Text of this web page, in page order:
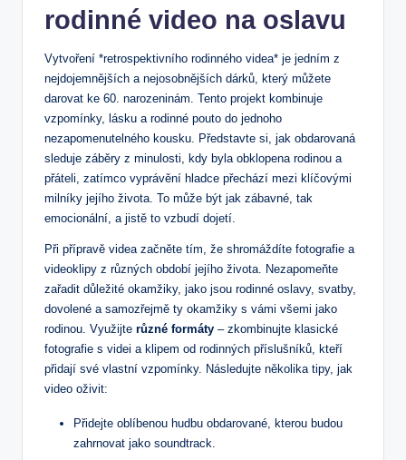
rodinné video na oslavu
Vytvoření *retrospektivního rodinného videa* je jedním z
nejdojemnějších a nejosobnějších dárků, který můžete
darovat ke 60. narozeninám. Tento projekt kombinuje
vzpomínky, lásku a rodinné pouto do jednoho
nezapomenutelného kousku. Představte si, jak obdarovaná
sleduje záběry z minulosti, kdy byla obklopena rodinou a
přáteli, zatímco vyprávění hladce přechází mezi klíčovými
milníky jejího života. To může být jak zábavné, tak
emocionální, a jistě to vzbudí dojetí.
Při přípravě videa začněte tím, že shromáždíte fotografie a
videoklipy z různých období jejího života. Nezapomeňte
zařadit důležité okamžiky, jako jsou rodinné oslavy, svatby,
dovolené a samozřejmě ty okamžiky s vámi všemi jako
rodinou. Využijte různé formáty – zkombinujte klasické
fotografie s videi a klipem od rodinných příslušníků, kteří
přidají své vlastní vzpomínky. Následujte několika tipy, jak
video oživit:
Přidejte oblíbenou hudbu obdarované, kterou budou
zahrnovat jako soundtrack.